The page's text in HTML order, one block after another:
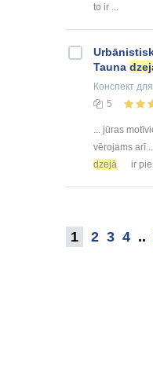
to ir ...
Tauna
Конспект
5
... jūras
vērojams arī
dzejā
ir
1 2 3 4 ..